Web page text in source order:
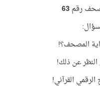
رقم63
المصحف؟!
عن ذلك!
القرآني!